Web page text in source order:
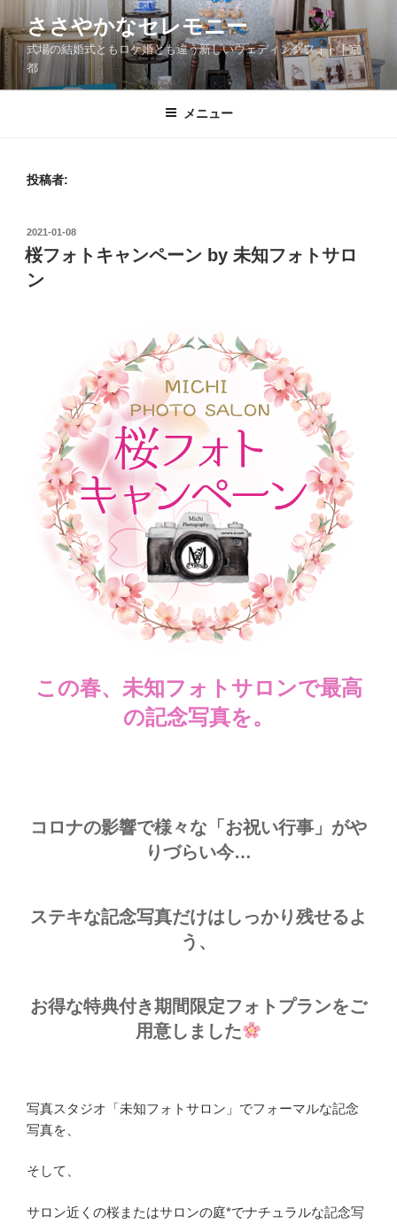
ン
テ
ン
ツ
ささやかなセレモニー
式場の結婚式ともロケ婚とも違う新しいウェディングフォト｜京
都
メニュー
投稿者:
投
稿
日:
2021-01-08
桜フォトキャンペーン by 未知フォトサロ
ン
この春、未知フォトサロンで最高
の記念写真を。
コロナの影響で様々な「お祝い行事」がや
りづらい今…
ステキな記念写真だけはしっかり残せるよ
う、
お得な特典付き期間限定フォトプランをご
用意しました
写真スタジオ「未知フォトサロン」でフォーマルな記念
写真を、
そして、
サロン近くの桜またはサロンの庭*でナチュラルな記念写